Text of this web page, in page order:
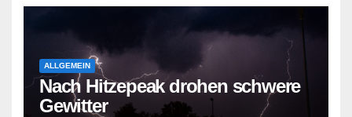
ALLGEMEIN
Nach Hitzepeak drohen schwere
Gewitter